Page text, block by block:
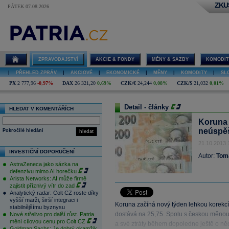
PÁTEK 07.08.2026
ZPRAVODAJSTVÍ AKCIE & FONDY MĚNY & SAZBY
PŘEHLED ZPRÁV AKCIOVÉ EKONOMICKÉ MĚNY KOMODITY
PX 2 777,96 -0,97% DAX 26 321,20 0,69% CZK/€ 24,244 0,08% CZK/$ 21,032 0,01%
HLEDAT V KOMENTÁŘÍCH
hledat
Pokročilé hledání
INVESTIČNÍ DOPORUČENÍ
AstraZeneca jako sázka na
defenzivu mimo AI horečku
Arista Networks: AI může firmě
zajistit příznivý vítr do zad
Analytický radar: Colt CZ roste díky
vyšší marži, širší integraci i
stabilnějšímu byznysu
Nové střelivo pro další růst. Patria
mění cílovou cenu pro Colt CZ
Detail - články
21.10.2013
Autor:
Koruna začíná nový týden lehkou
dostává na 25,75. Spolu s českou
a své ztráty během dopoledne ještě o